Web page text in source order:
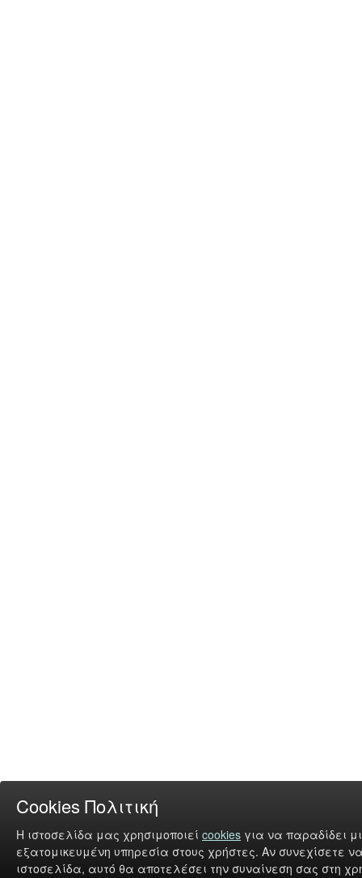
Cookies Πολιτική
Η ιστοσελίδα μας χρησιμοποιεί cookies για να παραδίδει
εξατομικευμένη υπηρεσία στους χρήστες. Αν συνεχίσετε
ιστοσελίδα, αυτό θα αποτελέσει την συναίνεση σας στη